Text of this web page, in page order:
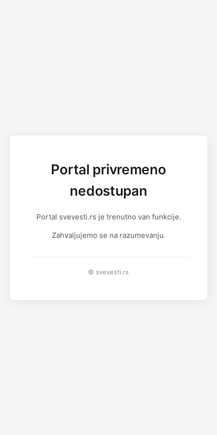
Portal privremeno
nedostupan
Portal svevesti.rs je trenutno van funkcije.
Zahvaljujemo se na razumevanju.
© svevesti.rs